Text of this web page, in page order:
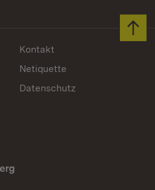
Kontakt
Netiquette
Datenschutz